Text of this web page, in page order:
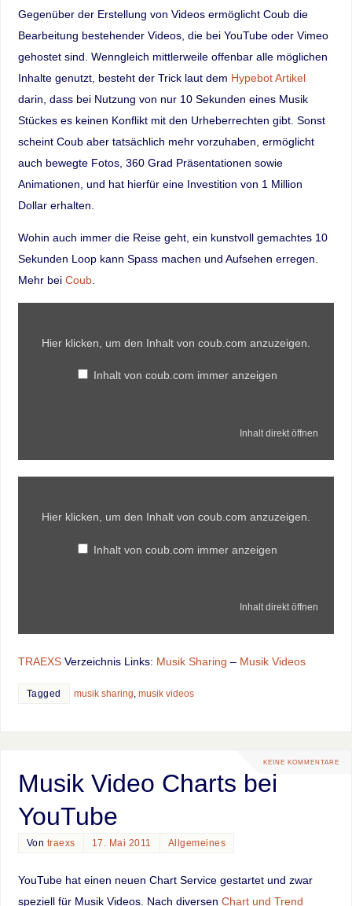
Gegenüber der Erstellung von Videos ermöglicht Coub die
Bearbeitung bestehender Videos, die bei YouTube oder Vimeo
gehostet sind. Wenngleich mittlerweile offenbar alle möglichen
Inhalte genutzt, besteht der Trick laut dem Hypebot Artikel
darin, dass bei Nutzung von nur 10 Sekunden eines Musik
Stückes es keinen Konflikt mit den Urheberrechten gibt. Sonst
scheint Coub aber tatsächlich mehr vorzuhaben, ermöglicht
auch bewegte Fotos, 360 Grad Präsentationen sowie
Animationen, und hat hierfür eine Investition von 1 Million
Dollar erhalten.
Wohin auch immer die Reise geht, ein kunstvoll gemachtes 10
Sekunden Loop kann Spass machen und Aufsehen erregen.
Mehr bei Coub.
Hier klicken, um den Inhalt von coub.com anzuzeigen.
Inhalt von coub.com immer anzeigen
Inhalt direkt öffnen
Hier klicken, um den Inhalt von coub.com anzuzeigen.
Inhalt von coub.com immer anzeigen
Inhalt direkt öffnen
TRAEXSVerzeichnis Links: Musik Sharing – Musik Videos
Tagged musik sharing, musik videos
KEINE KOMMENTARE
Musik Video Charts bei
YouTube
Von traexs 17. Mai 2011 Allgemeines
YouTube hat einen neuen Chart Service gestartet und zwar
speziell für Musik Videos. Nach diversen Chart und Trend